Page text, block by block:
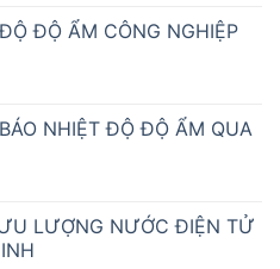
ĐỘ ẨM CÔNG NGHIỆP
NHIỆT ĐỘ ĐỘ ẨM QUA
LƯỢNG NƯỚC ĐIỆN TỬ